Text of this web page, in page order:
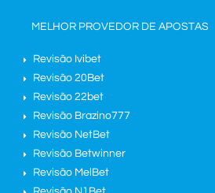
MELHOR PROVEDOR DE APOSTAS
Revisão Ivibet
Revisão 20Bet
Revisão 22bet
Revisão Brazino777
Revisão NetBet
Revisão Betwinner
Revisão MelBet